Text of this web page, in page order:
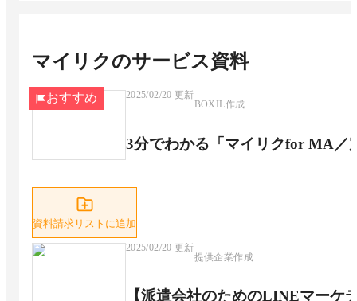
マイリクのサービス資料
おすすめ 2025/02/20 更新
BOXIL作成
3分でわかる「マイリクfor MA
資料請求リストに追加
2025/02/20 更新
提供企業作成
【派遣会社のためのLINEマーケ